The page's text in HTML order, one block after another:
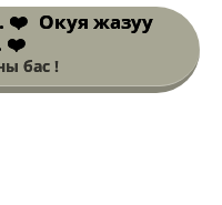
Окуя жазуу
❤️
бас !